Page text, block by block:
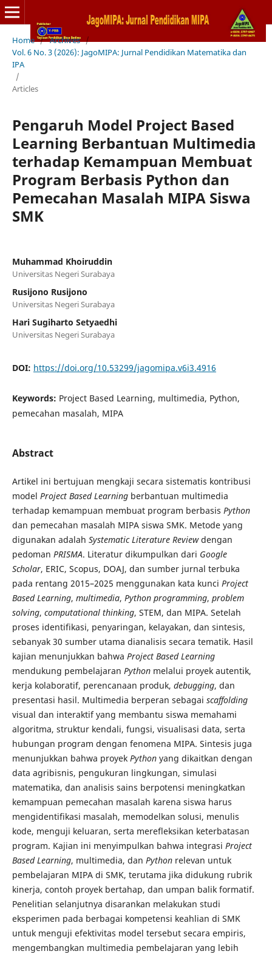
Home / Archives /
Vol. 6 No. 3 (2026): JagoMIPA: Jurnal Pendidikan Matematika dan
IPA
/
Articles
Pengaruh Model Project Based
Learning Berbantuan Multimedia
terhadap Kemampuan Membuat
Program Berbasis Python dan
Pemecahan Masalah MIPA Siswa
SMK
Muhammad Khoiruddin
Universitas Negeri Surabaya
Rusijono Rusijono
Universitas Negeri Surabaya
Hari Sugiharto Setyaedhi
Universitas Negeri Surabaya
DOI: https://doi.org/10.53299/jagomipa.v6i3.4916
Keywords: Project Based Learning, multimedia, Python,
pemecahan masalah, MIPA
Abstract
Artikel ini bertujuan mengkaji secara sistematis kontribusi
model Project Based Learningberbantuan multimedia
terhadap kemampuan membuat program berbasis Python
dan pemecahan masalah MIPA siswa SMK. Metode yang
digunakan adalah Systematic Literature Reviewdengan
pedoman PRISMA. Literatur dikumpulkan dari Google
Scholar, ERIC, Scopus, DOAJ, dan sumber jurnal terbuka
pada rentang 2015–2025 menggunakan kata kunci Project
Based Learning, multimedia, Python programming, problem
solving, computational thinking, STEM, dan MIPA. Setelah
proses identifikasi, penyaringan, kelayakan, dan sintesis,
sebanyak 30 sumber utama dianalisis secara tematik. Hasil
kajian menunjukkan bahwa Project Based Learning
mendukung pembelajaran Pythonmelalui proyek autentik,
kerja kolaboratif, perencanaan produk, debugging, dan
presentasi hasil. Multimedia berperan sebagai scaffolding
visual dan interaktif yang membantu siswa memahami
algoritma, struktur kendali, fungsi, visualisasi data, serta
hubungan program dengan fenomena MIPA. Sintesis juga
menunjukkan bahwa proyek Pythonyang dikaitkan dengan
data agribisnis, pengukuran lingkungan, simulasi
matematika, dan analisis sains berpotensi meningkatkan
kemampuan pemecahan masalah karena siswa harus
mengidentifikasi masalah, memodelkan solusi, menulis
kode, menguji keluaran, serta merefleksikan keterbatasan
program. Kajian ini menyimpulkan bahwa integrasi Project
Based Learning, multimedia, dan Pythonrelevan untuk
pembelajaran MIPA di SMK, terutama jika didukung rubrik
kinerja, contoh proyek bertahap, dan umpan balik formatif.
Penelitian selanjutnya disarankan melakukan studi
eksperimen pada berbagai kompetensi keahlian di SMK
untuk menguji efektivitas model tersebut secara empiris,
mengembangkan multimedia pembelajaran yang lebih